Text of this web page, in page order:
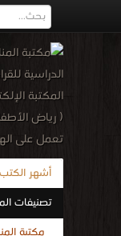
المكتبة
تعمل على
أشهر الكتب
تصنيفات